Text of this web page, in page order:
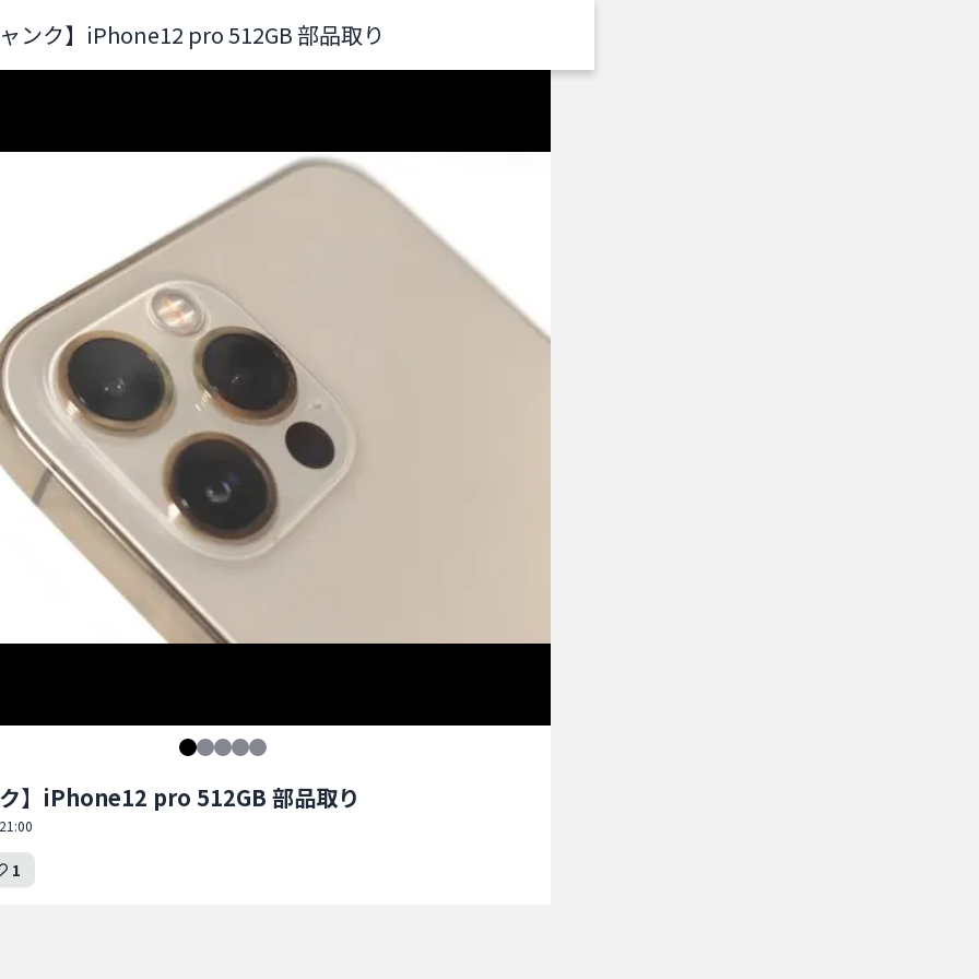
ンク】iPhone12 pro 512GB 部品取り
】iPhone12 pro 512GB 部品取り
1